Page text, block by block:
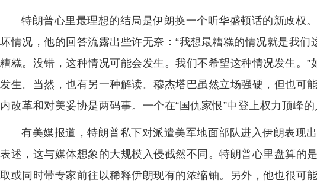
特朗普心里最理想的结局是伊朗换一个听华盛顿话的新政权
坏情况，他的回答流露出些许无奈：“我想最糟糕的情况就是我
糟糕。没错，这种情况可能会发生。我们不希望这种情况发生。
发生。当然，也有另一种解读。穆杰塔巴虽然立场强硬，但也可
内改革和对美妥协是两码事。一个在“国仇家恨”中登上权力顶峰
有美媒报道，特朗普私下对派遣美军地面部队进入伊朗表现
表述，这与媒体想象的大规模入侵截然不同。特朗普心里盘算的
取或同时带专家前往以稀释伊朗现有的浓缩铀。另外，他也很可